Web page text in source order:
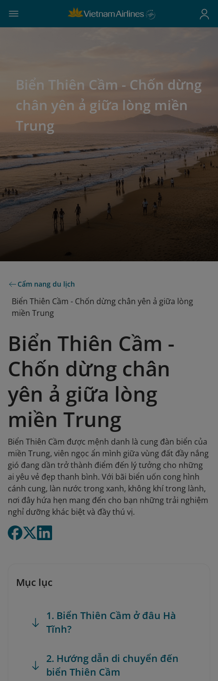
Biển Thiên Cầm - Chốn dừng
chân yên ả giữa lòng miền
Trung
Cẩm nang du lịch
Biển Thiên Cầm - Chốn dừng chân yên ả giữa lòng
miền Trung
Biển Thiên Cầm -
Chốn dừng chân
yên ả giữa lòng
miền Trung
Biển Thiên Cầm được mệnh danh là cung đàn biển của
miền Trung, viên ngọc ẩn mình giữa vùng đất đầy nắng
gió đang dần trở thành điểm đến lý tưởng cho những
ai yêu vẻ đẹp thanh bình. Với bãi biển uốn cong hình
cánh cung, làn nước trong xanh, không khí trong lành,
nơi đây hứa hẹn mang đến cho bạn những trải nghiệm
nghỉ dưỡng khác biệt và đầy thú vị.
Mục lục
1. Biển Thiên Cầm ở đâu Hà
Tĩnh?
2. Hướng dẫn di chuyển đến
biển Thiên Cầm